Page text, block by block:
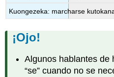
Kuongezeka: marcharse
¡Ojo!
Algunos hablantes de
“se” cuando no se